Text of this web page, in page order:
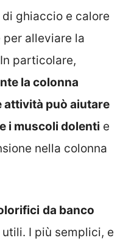
di ghiaccio e calore
alleviare la
particolare,
la colonna
attività può aiutare
i muscoli dolenti e
nella colonna
da banco
I più semplici, e